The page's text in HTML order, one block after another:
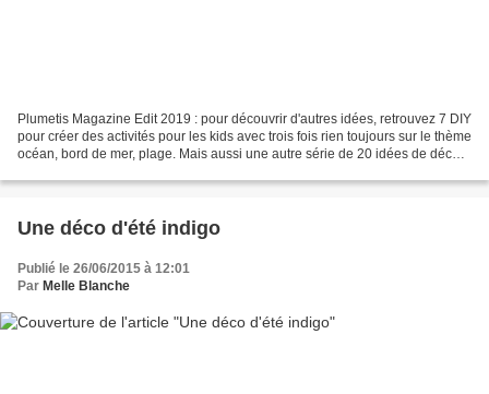
Plumetis Magazine Edit 2019 : pour découvrir d'autres idées, retrouvez 7 DIY
pour créer des activités pour les kids avec trois fois rien toujours sur le thème
océan, bord de mer, plage. Mais aussi une autre série de 20 idées de déco
Une déco d'été indigo
Publié le 26/06/2015 à 12:01
Par Melle Blanche